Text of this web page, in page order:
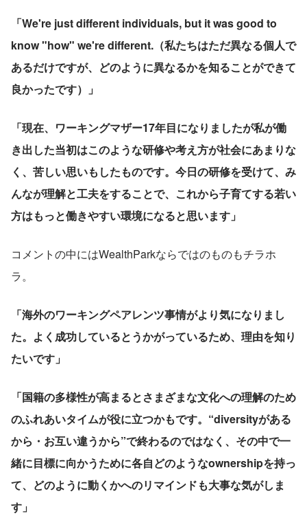
「We're just different individuals, but it was good to
know "how" we're different.（私たちはただ異なる個人で
あるだけですが、どのように異なるかを知ることができて
良かったです）」
「現在、ワーキングマザー17年目になりましたが私が働
き出した当初はこのような研修や考え方が社会にあまりな
く、苦しい思いもしたものです。今日の研修を受けて、み
んなが理解と工夫をすることで、これから子育てする若い
方はもっと働きやすい環境になると思います」
コメントの中にはWealthParkならではのものもチラホ
ラ。
「海外のワーキングペアレンツ事情がより気になりまし
た。よく成功しているとうかがっているため、理由を知り
たいです」
「国籍の多様性が高まるとさまざまな文化への理解のため
のふれあいタイムが役に立つかもです。“diversityがある
から・お互い違うから”で終わるのではなく、その中で一
緒に目標に向かうために各自どのようなownershipを持っ
て、どのように動くかへのリマインドも大事な気がしま
す」